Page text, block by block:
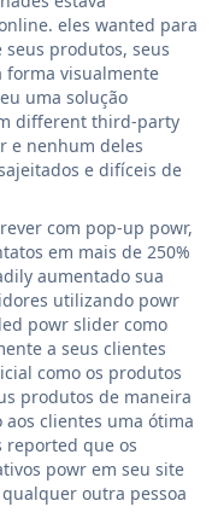
eles wanted para
produtos, seus
forma visualmente
uma solução
different third-party
e nenhum deles
e difíceis de
com pop-up powr,
em mais de 250%
aumentado sua
utilizando powr
powr slider como
a seus clientes
como os produtos
produtos de maneira
clientes uma ótima
reported que os
powr em seu site
outra pessoa